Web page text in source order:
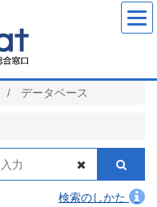
データベース
検索のしかた